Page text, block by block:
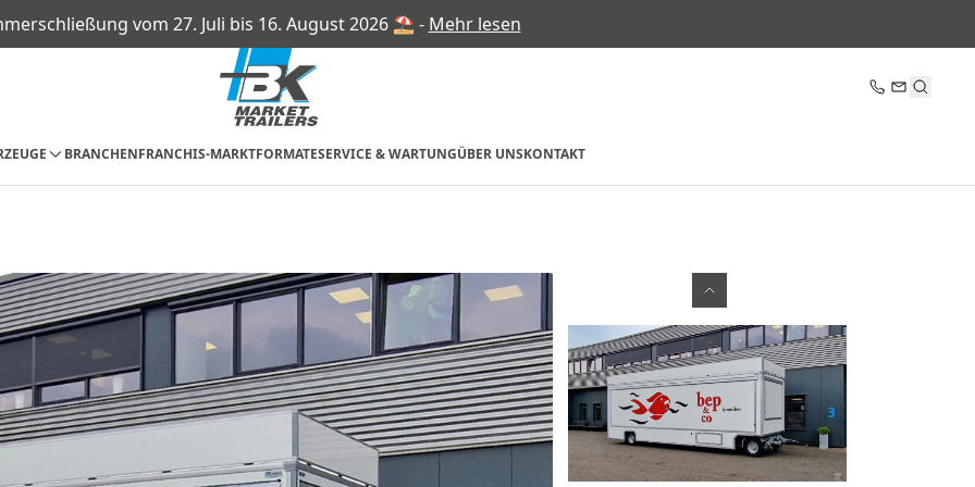
vom 27. Juli bis 16. August 2026 ⛱ - Mehr lesen
BRANCHENFRANCHIS-MARKTFORMATESERVICE & WARTUNGÜBER UNSKONTAKT